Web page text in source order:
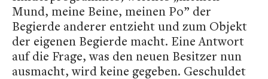
Mund, meine Beine, meinen Po” der
Begierde anderer entzieht und zum Objekt
der eigenen Begierde macht. Eine Antwort
auf die Frage, was den neuen Besitzer nun
ausmacht, wird keine gegeben. Geschuldet